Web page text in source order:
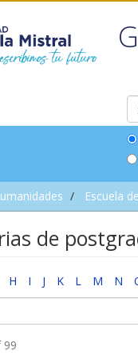
Escuela
de
H I J K L M N
99